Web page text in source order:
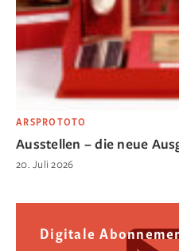
ARSPROTOTO
Ausstellen – die neue
20. Juli 2026
Digitale